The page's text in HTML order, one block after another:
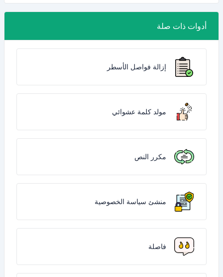
أدوات ذات صلة
إزالة فواصل الأسطر
مولد كلمة عشوائي
مكرر النص
منشئ سياسة الخصوصية
فاصلة